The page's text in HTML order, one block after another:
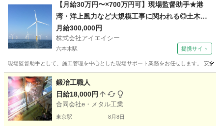
【月給30万円〜×700万円可】現場監督助手★港
湾・洋上風力など大規模工事に関われる◎土木建
設経験者求む
月給300,000円
株式会社アイエイシー
六本木駅 提携サイト
現場監督助手として、施工管理を中心とした現場サポート業務をお任せします。 安
東京 六本木駅 その他
鍛冶工職人
日給18,000円
合同会社e・メタル工業
東京駅 8月8日